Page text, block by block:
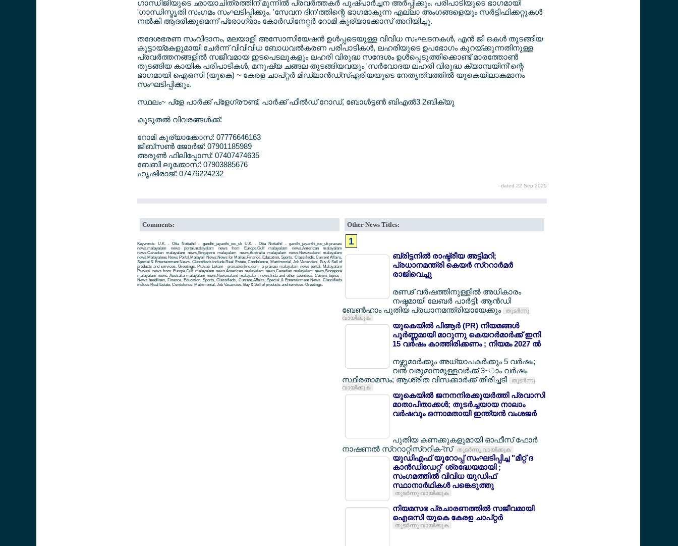
ഗാന്ധിജിയുടെ ഛായാചിത്രത്തിന് മുന്നില്‍ പ്രവര്‍ത്തകര്‍ പുഷ്പാര്‍ച്ചന അര്‍പ്പിക്കും. പരിപാടിയുടെ ഭാഗമായി
'ഗാന്ധിസ്മൃതി സംഗമം സംഘടിപ്പിക്കും. 'സേവന ദിന'ത്തിന്റെ ഭാഗമാകുന്ന എല്ലാ അംഗങ്ങളെയും സര്‍ട്ടിഫിക്കറ്റുകള്‍
നല്‍കി ആദരിക്കുമെന്ന് പ്രോഗ്രാം കോര്‍ഡിനേറ്റര്‍ റോമി കുര്യാക്കോസ് അറിയിച്ചു.
തദേശഭരണ സംവിദാനം, മലയാളി അസോസിയേഷന്‍ ഉള്‍പ്പടെയുള്ള വിവിധ സംഘടനകള്‍, എന്‍ ജി ഒകള്‍ തുടങ്ങിയ
കൂട്ടായ്മകളുമായി ചേര്‍ന്ന് വിവിവിധ ബോധവല്‍കരണ പരിപാടികള്‍, ലഹരിയുടെ ഉപഭോഗം കുറയ്ക്കുന്നതിനുള്ള
പ്രവര്‍ത്തനങ്ങളില്‍ സജീവമായ ഇടപെടലുകളും ലഹരി വിരുദ്ധ സന്ദേശം ഉള്‍പ്പെടുത്തിക്കൊണ്ട് മാരത്തോണ്‍
തുടങ്ങിയ കായിക പരിപാടികള്‍, മനുഷ്യ ചങ്ങല തുടങ്ങിയവയും 'സര്‍വോദയ ലഹരി വിരുദ്ധ ക്യാമ്പയിനി'ന്റെ
ഭാഗമായി ഐഒസി (യുകെ) ~ കേരള ചാപ്റ്റര്‍ മിഡ്ലാന്‍ഡ്സ്ഏരിയയുടെ നേതൃത്വത്തില്‍ യുകെയിലാകമാനം
സംഘടിപ്പിക്കും.
സ്ഥലം~ പ്ളേ പാര്‍ക്ക് പ്ളേഗ്രൗണ്ട്, പാര്‍ക്ക് ഫീല്‍ഡ് റോഡ്, ബോള്‍ട്ടണ്‍ ബിഎല്‍3 2ബിക്യു
കൂടുതല്‍ വിവരങ്ങള്‍ക്ക്:
റോമി കുര്യാക്കോസ്: 07776646163
ജിബ്സണ്‍ ജോര്‍ജ്: 07901185989
അരുണ്‍ ഫിലിപ്പോസ്: 07407474635
ബേബി ലൂക്കോസ്: 07903885676
ഹൃഷിരാജ്: 07476224232
- dated 22 Sep 2025
Comments:
Keywords: U.K. - Otta Nottathil - gandhi_jayanthi_ioc_uk U.K. - Otta Nottathil - gandhi_jayanthi_ioc_uk,pravasi
news,malayalam news portal,malayalam news from Europe,Gulf malayalam news,American malayalam
news,Canadian malayalam news,Singapore malayalam news,Australia malayalam news,Newzealand malayalam
news,Malayalees News Portal,Malayali News,News for Mallus,Finance, Education, Sports, Classifieds, Current Affairs,
Special & Entertainment News. Classifieds include Real Estate, Condolence, Matrimonial, Job Vacancies, Buy & Sell of
products and services, Greetings. Pravasi Lokam - pravasionline.com- a pravasi malayalam news portal. Malayalam
Pravasi news from Europe,Gulf malayalam news,American malayalam news,Canadian malayalam news,Singapore
malayalam news, Australia malayalam news,Newzealand malayalam news,Inda and other countries. Covers topics -
News headlines, Finance, Education, Sports, Classifieds, Current Affairs, Special & Entertainment News. Classifieds
include Real Estate, Condolence, Matrimonial, Job Vacancies, Buy & Sell of products and services, Greetings.
Other News Titles:
1
ബ്രിട്ടനില്‍ രാഷ്ട്രീയ അട്ടിമറി;
പ്രധാനമന്ത്രി കെയര്‍ സ്ററാര്‍മര്‍
രാജിവെച്ചു
രണ്ഢ് വര്‍ഷത്തിനുള്ളില്‍ അധികാരം
നഷ്ടമായി ലേബര്‍ പാര്‍ട്ടി; ആന്‍ഡി
ബേണ്‍ഹാം പുതിയ പ്രധാനമന്ത്രിയായേക്കും
തുടര്‍ന്നു
വായിക്കുക
യുകെയില്‍ പിആര്‍ (PR) നിയമങ്ങള്‍
പൂര്‍ണ്ണമായി മാറുന്നു കെയറര്‍മാര്‍ക്ക് ഇനി
15 വര്‍ഷം കാത്തിരിക്കണം ; നിയമം 2027 ല്‍
നഴ്സുമാര്‍ക്കും അധ്യാപകര്‍ക്കും 5 വര്‍ഷം;
വന്‍ വരുമാനമുള്ളവര്‍ക്ക് 3~ാം വര്‍ഷം
സ്ഥിരതാമസം; ആശ്രിത വിസക്കാര്‍ക്ക് തിരിച്ചടി
തുടര്‍ന്നു
വായിക്കുക
യുകെയില്‍ ജനനനിരക്കുയര്‍ത്തി പ്രവാസി
മാതാപിതാക്കള്‍; തുടര്‍ച്ചയായ നാലാം
വര്‍ഷവും ഒന്നാമതായി ഇന്ത്യന്‍ വംശജര്‍
പുതിയ കണക്കുകളുമായി ഓഫീസ് ഫോര്‍
നാഷണല്‍ സ്ററാറ്റിസ്ററിക-്സ് തുടര്‍ന്നു വായിക്കുക
യുഡിഎഫ് യൂറോപ്പ് സംഘടിപ്പിച്ച "മീറ്റ് ദ
കാന്‍ഡിഡേറ്റ്' ശ്രദ്ധേയമായി ;
സംഗമത്തില്‍ വിവിധ യുഡിഫ്
സ്ഥാനാര്‍ഥികള്‍ പങ്കെടുത്തു
തുടര്‍ന്നു വായിക്കുക
നിയമസഭ പ്രചാരണത്തില്‍ സജീവമായി
ഐഒസി യുകെ കേരള ചാപ്റ്റര്‍
തുടര്‍ന്നു വായിക്കുക